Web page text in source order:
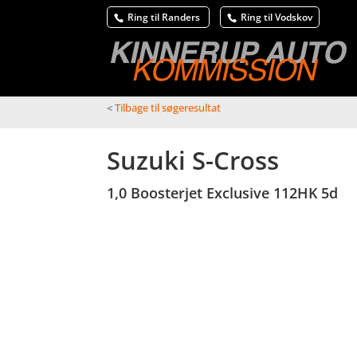
Ring til Randers Ring til Vodskov
<Tilbage til søgeresultat
Suzuki S-Cross
1,0 Boosterjet Exclusive 112HK 5d